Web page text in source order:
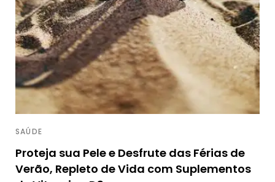
SAÚDE
Proteja sua Pele e Desfrute das Férias de
Verão, Repleto de Vida com Suplementos